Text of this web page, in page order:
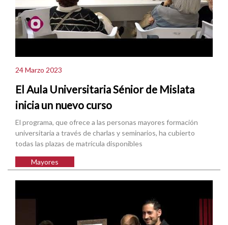
24 Marzo 2023
El Aula Universitaria Sénior de Mislata
inicia un nuevo curso
El programa, que ofrece a las personas mayores formación
universitaria a través de charlas y seminarios, ha cubierto
todas las plazas de matrícula disponibles
Mayores